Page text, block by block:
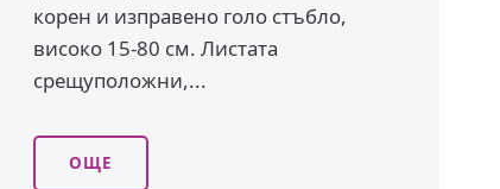
корен и изправено го­ло стъбло,
високо 15-80 см. Листата
срещуположни,...
ОЩЕ